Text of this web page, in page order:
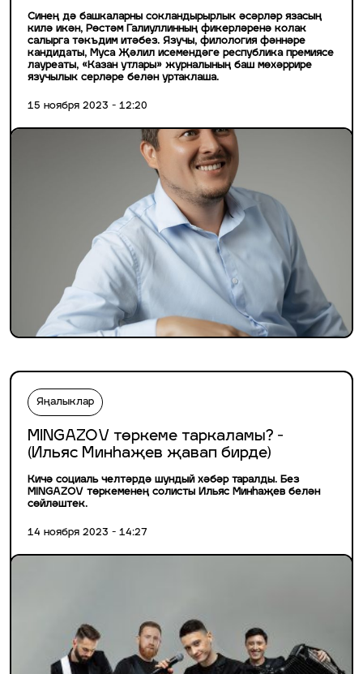
Синең дә башкаларны сокландырырлык әсәрләр язасың
килә икән, Рөстәм Галиуллинның фикерләренә колак
салырга тәкъдим итәбез. Язучы, филология фәннәре
кандидаты, Муса Җәлил исемендәге республика премиясе
лауреаты, «Казан утлары» журналының баш мөхәррире
язучылык серләре белән уртаклаша.
15 ноября 2023 - 12:20
Яңалыклар
MINGAZOV төркеме таркаламы? -
(Ильяс Минһаҗев җавап бирде)
Кичә социаль челтәрдә шундый хәбәр таралды. Без
MINGAZOV төркеменең солисты Ильяс Минһаҗев белән
сөйләштек.
14 ноября 2023 - 14:27